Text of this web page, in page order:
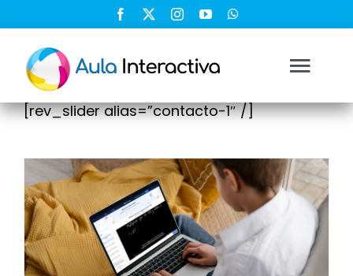
contenido
Registrarse
Nosotros
[rev_slider alias=”contacto-1″ /]